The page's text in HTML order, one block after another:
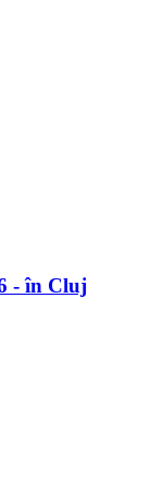
- în Cluj